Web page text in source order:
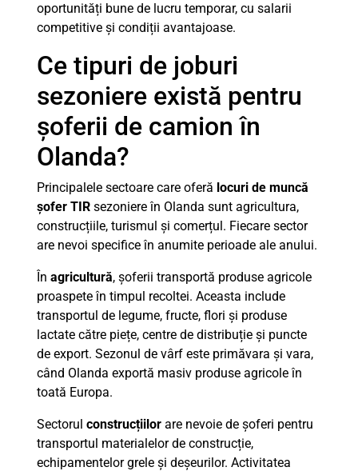
oportunități bune de lucru temporar, cu salarii
competitive și condiții avantajoase.
Ce tipuri de joburi
sezoniere există pentru
șoferii de camion în
Olanda?
Principalele sectoare care oferă locuri de muncă
șofer TIR sezoniere în Olanda sunt agricultura,
construcțiile, turismul și comerțul. Fiecare sector
are nevoi specifice în anumite perioade ale anului.
În agricultură, șoferii transportă produse agricole
proaspete în timpul recoltei. Aceasta include
transportul de legume, fructe, flori și produse
lactate către piețe, centre de distribuție și puncte
de export. Sezonul de vârf este primăvara și vara,
când Olanda exportă masiv produse agricole în
toată Europa.
Sectorul construcțiilor are nevoie de șoferi pentru
transportul materialelor de construcție,
echipamentelor grele și deșeurilor. Activitatea